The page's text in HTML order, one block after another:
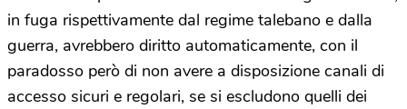
in fuga rispettivamente dal regime talebano e dalla
guerra, avrebbero diritto automaticamente, con il
paradosso però di non avere a disposizione canali di
accesso sicuri e regolari, se si escludono quelli dei